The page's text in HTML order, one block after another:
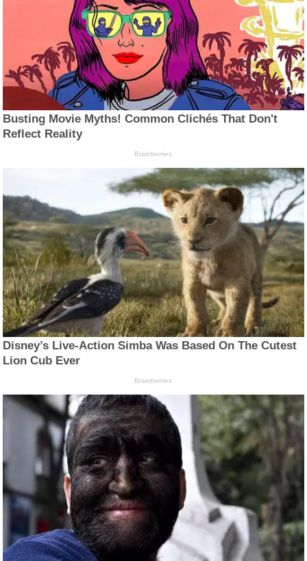
Busting Movie Myths! Common Clichés That Don't
Reflect Reality
Brainberries
Disney’s Live-Action Simba Was Based On The Cutest
Lion Cub Ever
Brainberries